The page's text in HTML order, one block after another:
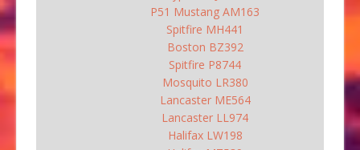
P51 Mustang AM163
Spitfire MH441
Boston BZ392
Spitfire P8744
Mosquito LR380
Lancaster ME564
Lancaster LL974
Halifax LW198